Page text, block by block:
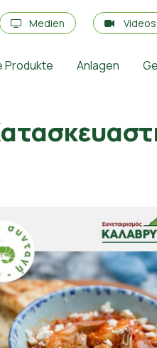
Medien
Produkte Anlagen